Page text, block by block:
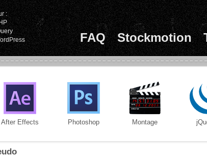
:
FAQ Stockmotion
After Effects Photoshop Montage